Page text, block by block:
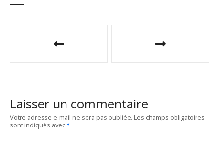
g
a
Laisser un commentaire
Votre adresse e-mail ne sera pas publiée. Les champs obligatoires
sont indiqués avec